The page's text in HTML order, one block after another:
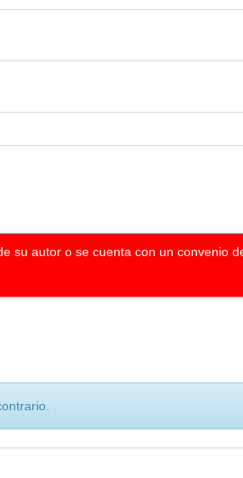
su autor o se cuenta con un convenio